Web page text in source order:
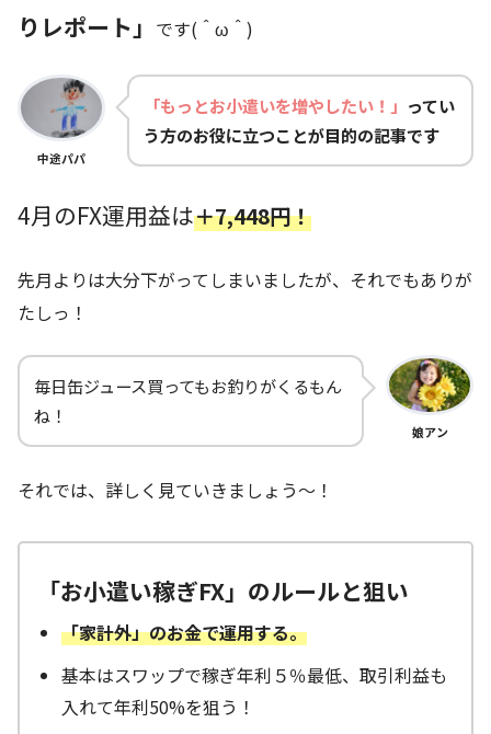
りレポート」 です(＾ω＾)
中途パパ
「もっとお小遣いを増やしたい！」 ってい
う方のお役に立つことが目的の記事です
4月のFX運用益は＋7,448円！
先月よりは大分下がってしまいましたが、それでもありが
たしっ！
毎日缶ジュース買ってもお釣りがくるもん
ね！
娘アン
それでは、詳しく見ていきましょう～！
「お小遣い稼ぎFX」のルールと狙い
「家計外」のお金で運用する。
基本はスワップで稼ぎ年利５％最低、取引利益も
入れて年利50%を狙う！